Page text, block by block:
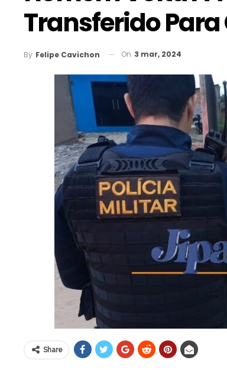
Transferido
By Felipe Cavichon On 3 mar, 2024
Share